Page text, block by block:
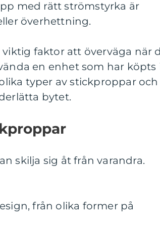
med rätt strömstyrka är
överhettning.
faktor att överväga när
en enhet som har köpts
typer av stickproppar och
bytet.
skilja sig åt från varandra.
från olika former på